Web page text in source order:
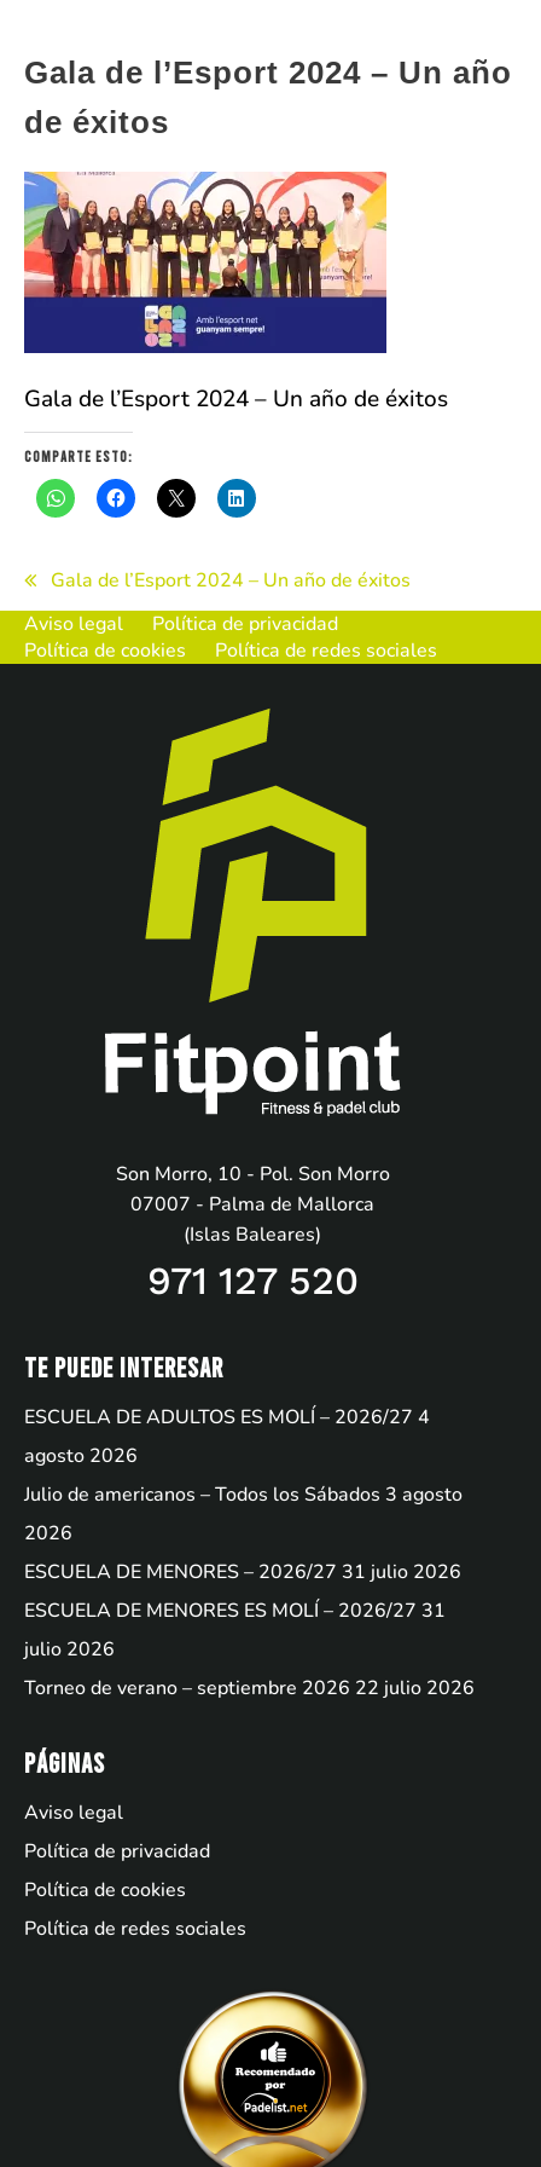
Gala de l’Esport 2024 – Un año
de éxitos
Gala de l’Esport 2024 – Un año de éxitos
Comparte esto:
Navegación
de
entradas
Gala de l’Esport 2024 – Un año de éxitos
Aviso legal
Política de privacidad
Política de cookies
Política de redes sociales
Son Morro, 10 - Pol. Son Morro
07007 - Palma de Mallorca
(Islas Baleares)
971 127 520
Te puede interesar
ESCUELA DE ADULTOS ES MOLÍ – 2026/27 4
agosto 2026
Julio de americanos – Todos los Sábados 3 agosto
2026
ESCUELA DE MENORES – 2026/27 31 julio 2026
ESCUELA DE MENORES ES MOLÍ – 2026/27 31
julio 2026
Torneo de verano – septiembre 2026 22 julio 2026
Páginas
Aviso legal
Política de privacidad
Política de cookies
Política de redes sociales